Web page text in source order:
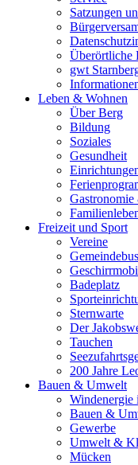
Satzungen
Überörtliche
gwt
Leben & Wohnen
Über Berg
Bildung
Soziales
Gesundheit
Freizeit und Sport
Vereine
Gemeindebus
Badeplatz
Sternwarte
Der
Tauchen
200 Jahre
Bauen & Umwelt
Windenergie
Bauen &
Gewerbe
Umwelt &
Mücken